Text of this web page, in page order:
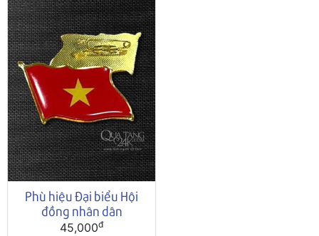
Phù hiệu Đại biểu Hội
đồng nhân dân
45,000đ